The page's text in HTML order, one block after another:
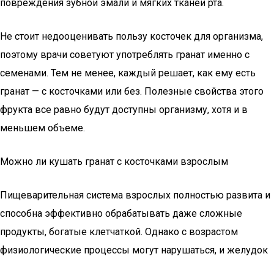
повреждения зубной эмали и мягких тканей рта.
Не стоит недооценивать пользу косточек для организма,
поэтому врачи советуют употреблять гранат именно с
семенами. Тем не менее, каждый решает, как ему есть
гранат — с косточками или без. Полезные свойства этого
фрукта все равно будут доступны организму, хотя и в
меньшем объеме.
Можно ли кушать гранат с косточками взрослым
Пищеварительная система взрослых полностью развита и
способна эффективно обрабатывать даже сложные
продукты, богатые клетчаткой. Однако с возрастом
физиологические процессы могут нарушаться, и желудок